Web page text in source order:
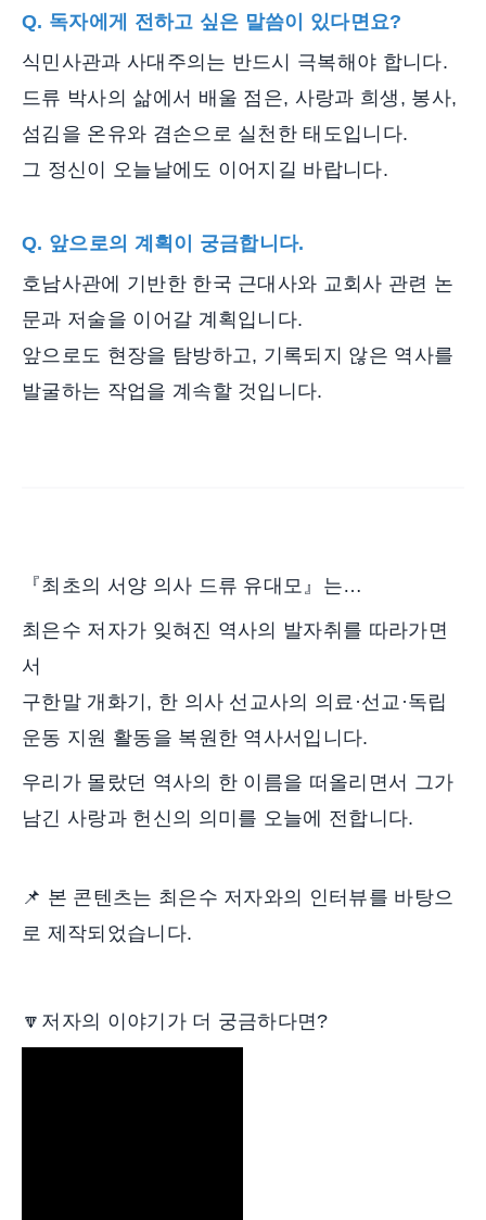
Q. 독자에게 전하고 싶은 말씀이 있다면요?
식민사관과 사대주의는 반드시 극복해야 합니다.
드류 박사의 삶에서 배울 점은, 사랑과 희생, 봉사,
섬김을 온유와 겸손으로 실천한 태도입니다.
그 정신이 오늘날에도 이어지길 바랍니다.
Q. 앞으로의 계획이 궁금합니다.
호남사관에 기반한 한국 근대사와 교회사 관련 논
문과 저술을 이어갈 계획입니다.
앞으로도 현장을 탐방하고, 기록되지 않은 역사를
발굴하는 작업을 계속할 것입니다.
『최초의 서양 의사 드류 유대모』는…
최은수 저자가 잊혀진 역사의 발자취를 따라가면
서
구한말 개화기, 한 의사 선교사의 의료·선교·독립
운동 지원 활동을 복원한 역사서입니다.
우리가 몰랐던 역사의 한 이름을 떠올리면서 그가
남긴 사랑과 헌신의 의미를 오늘에 전합니다.
📌 본 콘텐츠는 최은수 저자와의 인터뷰를 바탕으
로 제작되었습니다.
🔽저자의 이야기가 더 궁금하다면?